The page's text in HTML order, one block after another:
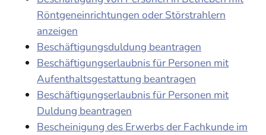
Röntgeneinrichtungen oder Störstrahlern
anzeigen
Beschäftigungsduldung beantragen
Beschäftigungserlaubnis für Personen mit
Aufenthaltsgestattung beantragen
Beschäftigungserlaubnis für Personen mit
Duldung beantragen
Bescheinigung des Erwerbs der Fachkunde im